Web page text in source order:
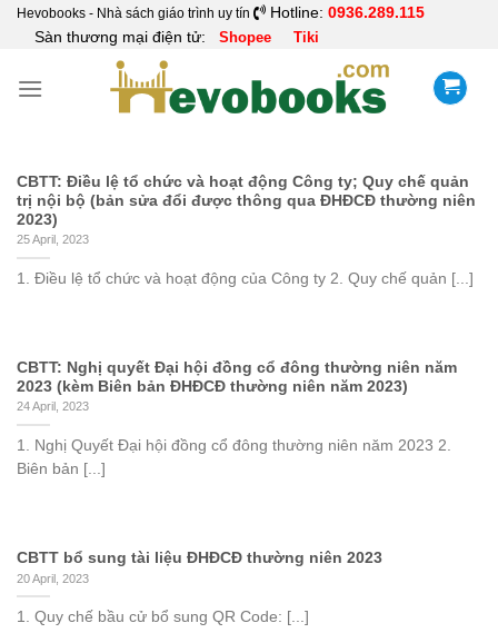
SkipHevobooks - Nhà sách giáo trình uy tín Hotline: 0936.289.115
Sàn thương mại điện tử: Shopee Tiki
CBTT: Điều lệ tổ chức và hoạt động Công ty; Quy chế quản
trị nội bộ (bản sửa đổi được thông qua ĐHĐCĐ thường niên
2023)
25 April, 2023
1. Điều lệ tổ chức và hoạt động của Công ty 2. Quy chế quản [...]
CBTT: Nghị quyết Đại hội đồng cổ đông thường niên năm
2023 (kèm Biên bản ĐHĐCĐ thường niên năm 2023)
24 April, 2023
1. Nghị Quyết Đại hội đồng cổ đông thường niên năm 2023 2.
Biên bản [...]
CBTT bổ sung tài liệu ĐHĐCĐ thường niên 2023
20 April, 2023
1. Quy chế bầu cử bổ sung QR Code: [...]